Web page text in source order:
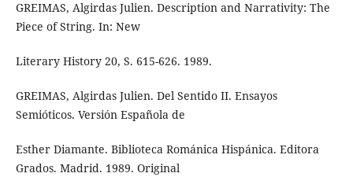
GREIMAS, Algirdas Julien. Description and Narrativity: The
Piece of String. In: New
Literary History 20, S. 615-626. 1989.
GREIMAS, Algirdas Julien. Del Sentido II. Ensayos
Semióticos. Versión Española de
Esther Diamante. Biblioteca Románica Hispánica. Editora
Grados. Madrid. 1989. Original